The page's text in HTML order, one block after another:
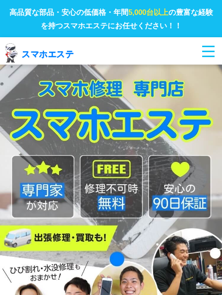
高品質な部品・安心の低価格・年間5,000台以上の豊富な経験
を持つスマホエステにお任せください！！